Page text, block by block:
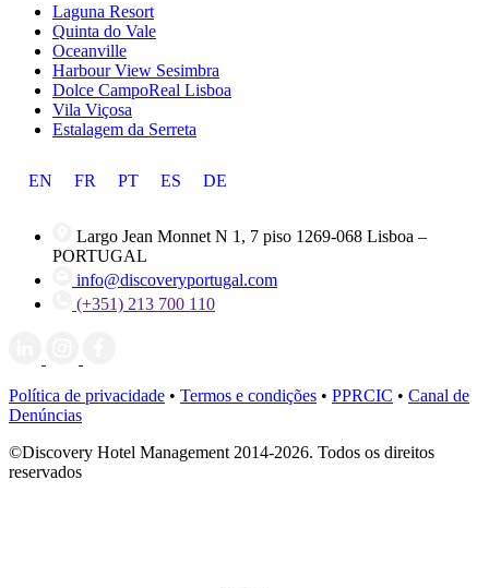
Laguna Resort
Quinta do Vale
Oceanville
Harbour View Sesimbra
Dolce CampoReal Lisboa
Vila Viçosa
Estalagem da Serreta
EN FR PT ES DE
Largo Jean Monnet N 1, 7 piso 1269-068 Lisboa –
PORTUGAL
info@discoveryportugal.com
(+351) 213 700 110
Política de privacidade • Termos e condições • PPRCIC • Canal de
Denúncias
©Discovery Hotel Management 2014-2026. Todos os direitos
reservados